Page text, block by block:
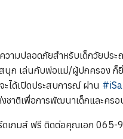
วามปลอดภัยสำหรับเด็กวัยป
ก เล่นกับพ่อแม่/ผู้ปกครอง ก็
ได้เปิดประสบการณ์ ผ่าน
ชาติเพื่อการพัฒนาเด็กและ
ดเกมส์ ฟรี ติดต่อคุณเอก 065-